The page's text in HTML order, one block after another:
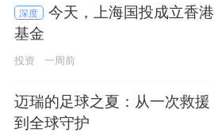
深度
今天，上海国投成立香港
基金
投资 一周前
迈瑞的足球之夏：从一次救援
到全球守护